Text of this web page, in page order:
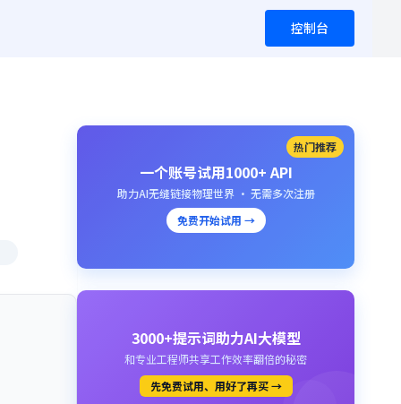
控制台
热门推荐
一个账号试用1000+ API
助力AI无缝链接物理世界 · 无需多次注册
免费开始试用 →
3000+提示词助力AI大模型
和专业工程师共享工作效率翻倍的秘密
先免费试用、用好了再买 →